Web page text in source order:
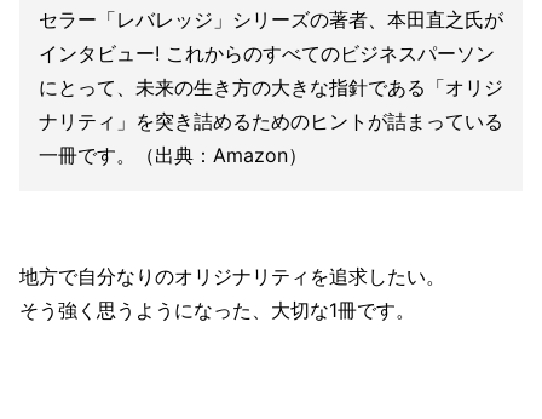
セラー「レバレッジ」シリーズの著者、本田直之氏が
インタビュー! これからのすべてのビジネスパーソン
にとって、未来の生き方の大きな指針である「オリジ
ナリティ」を突き詰めるためのヒントが詰まっている
一冊です。（出典：Amazon）
地方で自分なりのオリジナリティを追求したい。
そう強く思うようになった、大切な1冊です。